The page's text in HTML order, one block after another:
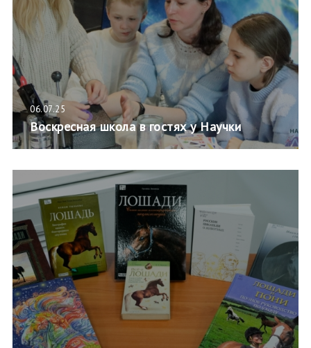
06.07.25
Воскресная школа в гостях у Научки